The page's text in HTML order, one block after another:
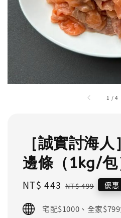
1 /4
［誠實討海
邊條（1kg/包
Sale
NT$ 443 Regular
NT$ 499 優惠
宅配$1000、全家